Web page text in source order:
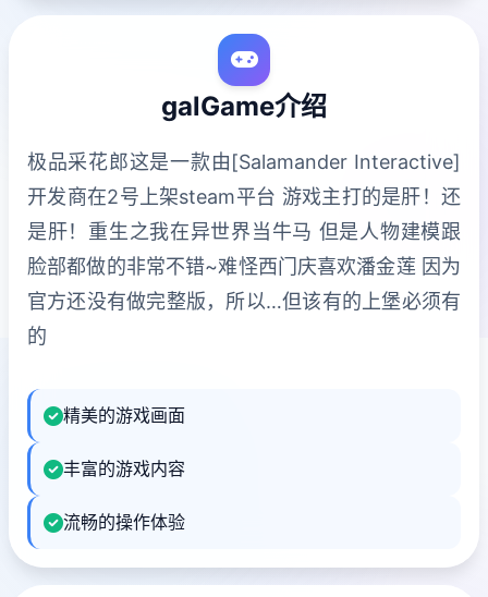
galGame介绍
极品采花郎这是一款由[Salamander Interactive]
开发商在2号上架steam平台 游戏主打的是肝！还
是肝！重生之我在异世界当牛马 但是人物建模跟
脸部都做的非常不错~难怪西门庆喜欢潘金莲 因为
官方还没有做完整版，所以…但该有的上堡必须有
的
精美的游戏画面
丰富的游戏内容
流畅的操作体验